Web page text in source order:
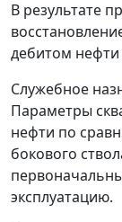
В результате
дебитом нефти
Служебное
Параметры
нефти по
бокового
эксплуатацию.